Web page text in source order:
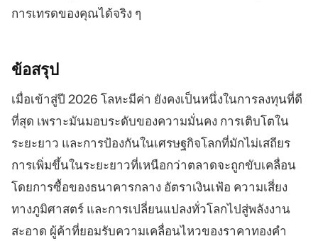
การเทรดของคุณได้จริง ๆ
ข้อสรุป
เมื่อเข้าสู่ปี 2026 โลหะมีค่า ยังคงเป็นหนึ่งในการลงทุนที่ดี
ที่สุด เพราะมันมอบระดับของความมั่นคง การเติบโตใน
ระยะยาว และการป้องกันในเศรษฐกิจโลกที่มักไม่เสถียร
การเพิ่มขึ้นในระยะยาวที่เหนือกว่าตลาดจะถูกขับเคลื่อน
โดยการซื้อของธนาคารกลาง อัตราเงินเฟ้อ ความเสี่ยง
ทางภูมิศาสตร์ และการเปลี่ยนแปลงทั่วโลกไปสู่พลังงาน
สะอาด ผู้ค้าที่ยอมรับความเคลื่อนไหวของราคาทองคำ